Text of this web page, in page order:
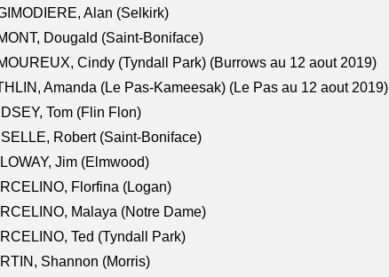
Alan (Selkirk)
Dougald (Saint-Boniface)
Cindy (Tyndall Park) (Burrows au 12 aout 2019)
Amanda (Le Pas-Kameesak) (Le Pas au 12 aout 2019)
Tom (Flin Flon)
Robert (Saint-Boniface)
Jim (Elmwood)
Florfina (Logan)
Malaya (Notre Dame)
Ted (Tyndall Park)
Shannon (Morris)